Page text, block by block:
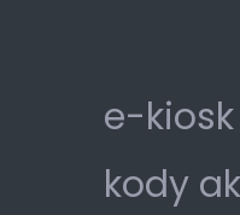
e-
kody